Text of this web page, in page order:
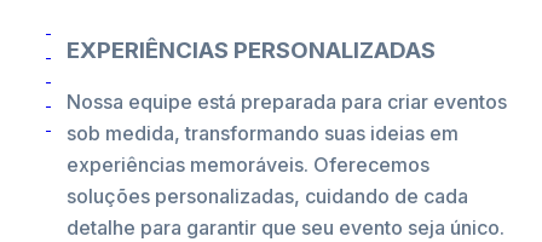
EXPERIÊNCIAS PERSONALIZADAS
Nossa equipe está preparada para criar eventos
sob medida, transformando suas ideias em
experiências memoráveis. Oferecemos
soluções personalizadas, cuidando de cada
detalhe para garantir que seu evento seja único.